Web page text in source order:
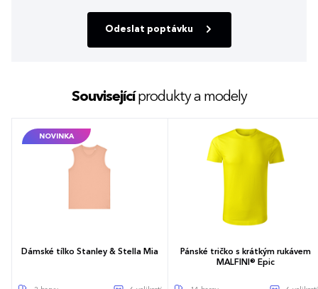
Odeslat poptávku
Souvisejícíprodukty a modely
NOVINKA
Dámské tílko Stanley & Stella Mia
Pánské tričko s krátkým rukávem
MALFINI® Epic